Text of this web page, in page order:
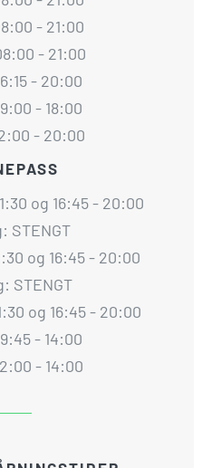
- 21:00
- 21:00
- 20:00
- 18:00
- 20:00
og 16:45 - 20:00
STENGT
og 16:45 - 20:00
STENGT
og 16:45 - 20:00
- 14:00
- 14:00